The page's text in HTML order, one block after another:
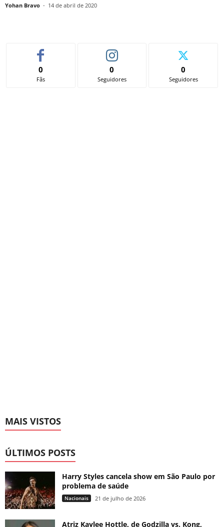
Yohan Bravo - 14 de abril de 2020
0
Fãs
0
Seguidores
0
Seguidores
MAIS VISTOS
ÚLTIMOS POSTS
Harry Styles cancela show em São Paulo por
problema de saúde
Nacionais 21 de julho de 2026
Atriz Kaylee Hottle, de Godzilla vs. Kong,